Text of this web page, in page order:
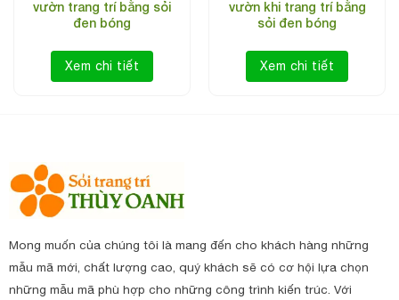
vườn trang trí bằng sỏi
đen bóng
Xem chi tiết
vườn khi trang trí bằng
sỏi đen bóng
Xem chi tiết
Mong muốn của chúng tôi là mang đến cho khách hàng những
mẫu mã mới, chất lượng cao, quý khách sẽ có cơ hội lựa chọn
những mẫu mã phù hợp cho những công trình kiến trúc. Với